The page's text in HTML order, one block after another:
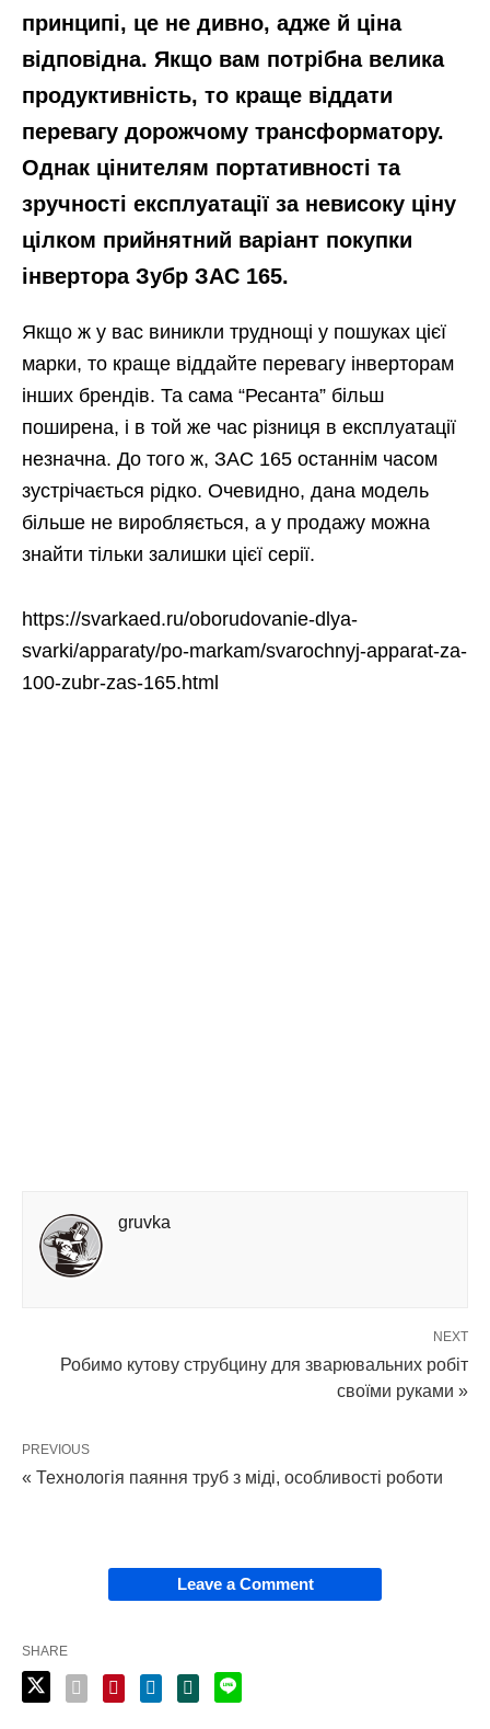
принципі, це не дивно, адже й ціна
відповідна. Якщо вам потрібна велика
продуктивність, то краще віддати
перевагу дорожчому трансформатору.
Однак цінителям портативності та
зручності експлуатації за невисоку ціну
цілком прийнятний варіант покупки
інвертора Зубр ЗАС 165.
Якщо ж у вас виникли труднощі у пошуках цієї
марки, то краще віддайте перевагу інверторам
інших брендів. Та сама “Ресанта” більш
поширена, і в той же час різниця в експлуатації
незначна. До того ж, ЗАС 165 останнім часом
зустрічається рідко. Очевидно, дана модель
більше не виробляється, а у продажу можна
знайти тільки залишки цієї серії.
https://svarkaed.ru/oborudovanie-dlya-
svarki/apparaty/po-markam/svarochnyj-apparat-za-
100-zubr-zas-165.html
gruvka
NEXT
Робимо кутову струбцину для зварювальних робіт
своїми руками »
PREVIOUS
« Технологія паяння труб з міді, особливості роботи
Leave a Comment
SHARE